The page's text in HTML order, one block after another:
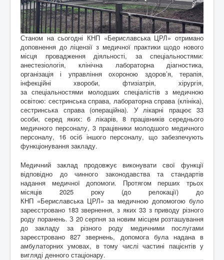
Станом на сьогодні КНП «Бериславська ЦРЛ» отримано
доповнення до ліцензії з медичної практики щодо нового
місця провадження діяльності, за спеціальностями:
анестезіологія, клінічна лабораторна діагностика,
організація і управління охороною здоров’я, терапія,
інфекційні хвороби, фтизіатрія, хірургія,
за спеціальностями молодших спеціалістів з медичною
освітою: сестринська справа, лабораторна справа (клініка),
сестринська справа (операційна). У лікарні працює 33
особи, серед яких: 6 лікарів, 8 працівників середнього
медичного персоналу, 3 працівники молодшого медичного
персоналу, 16 осіб іншого персоналу, що забезпечують
функціонування закладу.
Медичний заклад продовжує виконувати свої функції
відповідно до чинного законодавства та стандартів
надання медичної допомоги. Протягом перших трьох
місяців 2025 року (до релокації) до
КНП «Бериславська ЦРЛ» за медичною допомогою було
зареєстровано 183 звернення, з яких 33 з приводу різного
роду поранень. З 20 серпня за новим місцем розташування
до закладу за різного роду медичними послугами
зареєстровано 827 звернень, допомога була надана в
амбулаторних умовах, в тому числі частині пацієнтів у
вигляді денного стаціонару.